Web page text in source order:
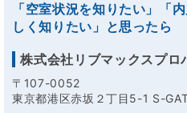
「空室状況を知りたい」「
しく知りたい」と思ったら
株式会社リブマックスプ
〒107-0052
東京都港区赤坂２丁目5-1 S-